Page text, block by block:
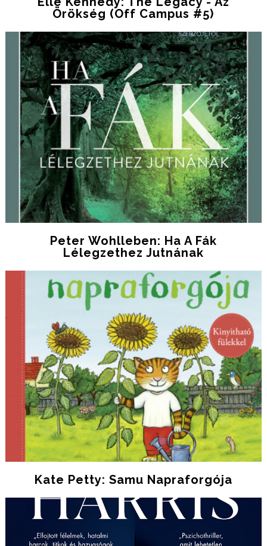
Örökség (Off Campus #5)
Peter Wohlleben: Ha A Fák
Lélegzethez Jutnának
Kate Petty: Samu ​napraforgója